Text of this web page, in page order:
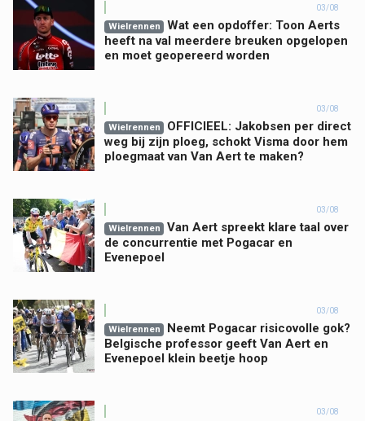
03/08
Wielrennen
Wat een opdoffer: Toon Aerts
heeft na val meerdere breuken opgelopen
en moet geopereerd worden
03/08
Wielrennen
OFFICIEEL: Jakobsen per direct
weg bij zijn ploeg, schokt Visma door hem
ploegmaat van Van Aert te maken?
03/08
Wielrennen
Van Aert spreekt klare taal over
de concurrentie met Pogacar en
Evenepoel
03/08
Wielrennen
Neemt Pogacar risicovolle gok?
Belgische professor geeft Van Aert en
Evenepoel klein beetje hoop
03/08